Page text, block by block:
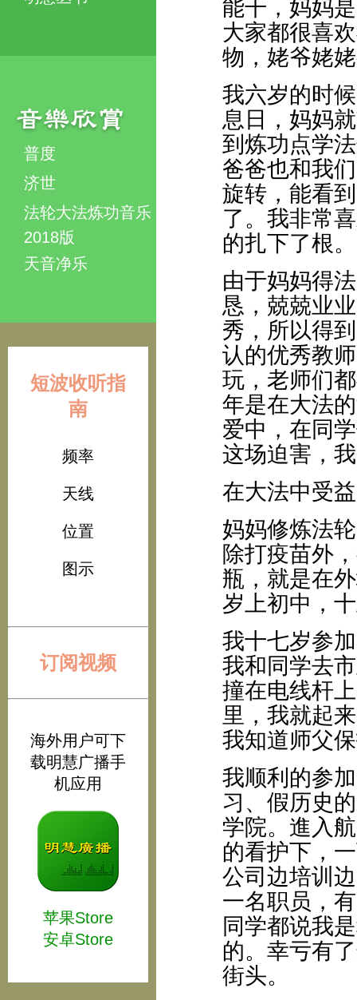
普度
济世
法轮大法炼功音乐
2018版
天音净乐
短波收听指
南
频率
天线
位置
图示
订阅视频
海外用户可下
载明慧广播手
机应用
苹果Store
安卓Store
能干，妈妈
大家都很喜
物，姥爷姥
我六岁的时
息日，妈妈
到炼功点学
爸爸也和我
旋转，能看
了。我非常
的扎下了根。
由于妈妈得
恳，兢兢业
秀，所以得
认的优秀教
玩，老师们
年是在大法
爱中，在同
这场迫害，
在大法中受益
妈妈修炼法
除打疫苗外
瓶，就是在
岁上初中，
我十七岁参
我和同学去
撞在电线杆
里，我就起
我知道师父
我顺利的参
习、假历史
学院。進入
的看护下，
公司边培训
一名职员，
同学都说我
的。幸亏有
街头。